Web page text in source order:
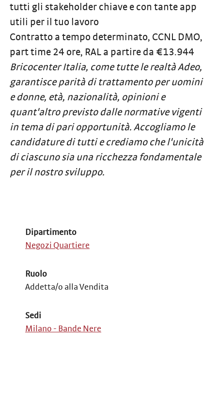
tutti gli stakeholder chiave e con tante app
utili per il tuo lavoro
Contratto a tempo determinato, CCNL DMO,
part time 24 ore, RAL a partire da €13.944
Bricocenter Italia, come tutte le realtà Adeo,
garantisce parità di trattamento per uomini
e donne, età, nazionalità, opinioni e
quant'altro previsto dalle normative vigenti
in tema di pari opportunità. Accogliamo le
candidature di tutti e crediamo che l'unicità
di ciascuno sia una ricchezza fondamentale
per il nostro sviluppo.
Dipartimento
Negozi Quartiere
Ruolo
Addetta/o alla Vendita
Sedi
Milano - Bande Nere